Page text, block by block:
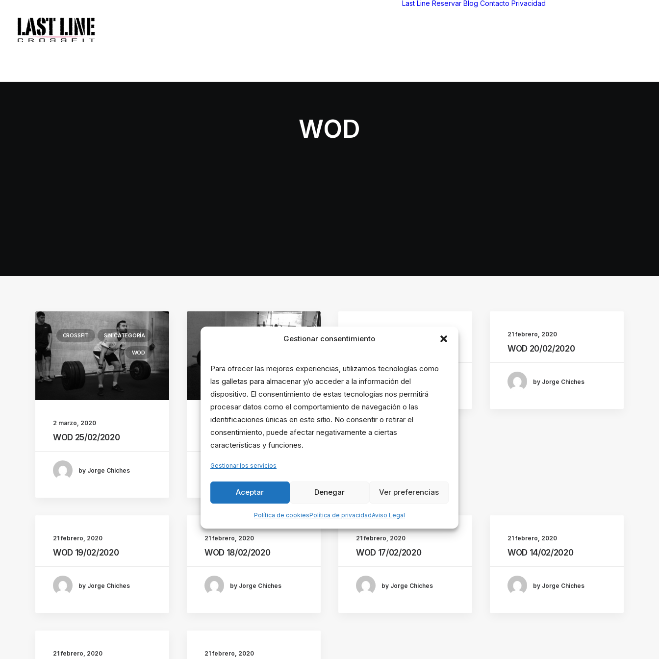
Gestionar consentimiento
Para ofrecer las mejores experiencias, utilizamos tecnologías como
las galletas para almacenar y/o acceder a la información del
dispositivo. El consentimiento de estas tecnologías nos permitirá
procesar datos como el comportamiento de navegación o las
identificaciones únicas en este sitio. No consentir o retirar el
consentimiento, puede afectar negativamente a ciertas
características y funciones.
Gestionar los servicios
Aceptar Denegar Ver preferencias
Política de cookiesPolítica de privacidadAviso Legal
Last Line Reservar Blog Contacto Privacidad
WOD
CROSSFIT SIN CATEGORÍA
WOD
2 marzo, 2020
WOD 25/02/2020
by Jorge Chiches
SIN CATEGORÍA
2 marzo, 2020
WOD 24/02/2020
by Jorge Chiches
21 febrero, 2020
by Jorge Chiches
21 febrero, 2020
WOD 20/02/2020
by Jorge Chiches
21 febrero, 2020
WOD 19/02/2020
by Jorge Chiches
21 febrero, 2020
WOD 18/02/2020
by Jorge Chiches
21 febrero, 2020
WOD 17/02/2020
by Jorge Chiches
21 febrero, 2020
WOD 14/02/2020
by Jorge Chiches
21 febrero, 2020 21 febrero, 2020